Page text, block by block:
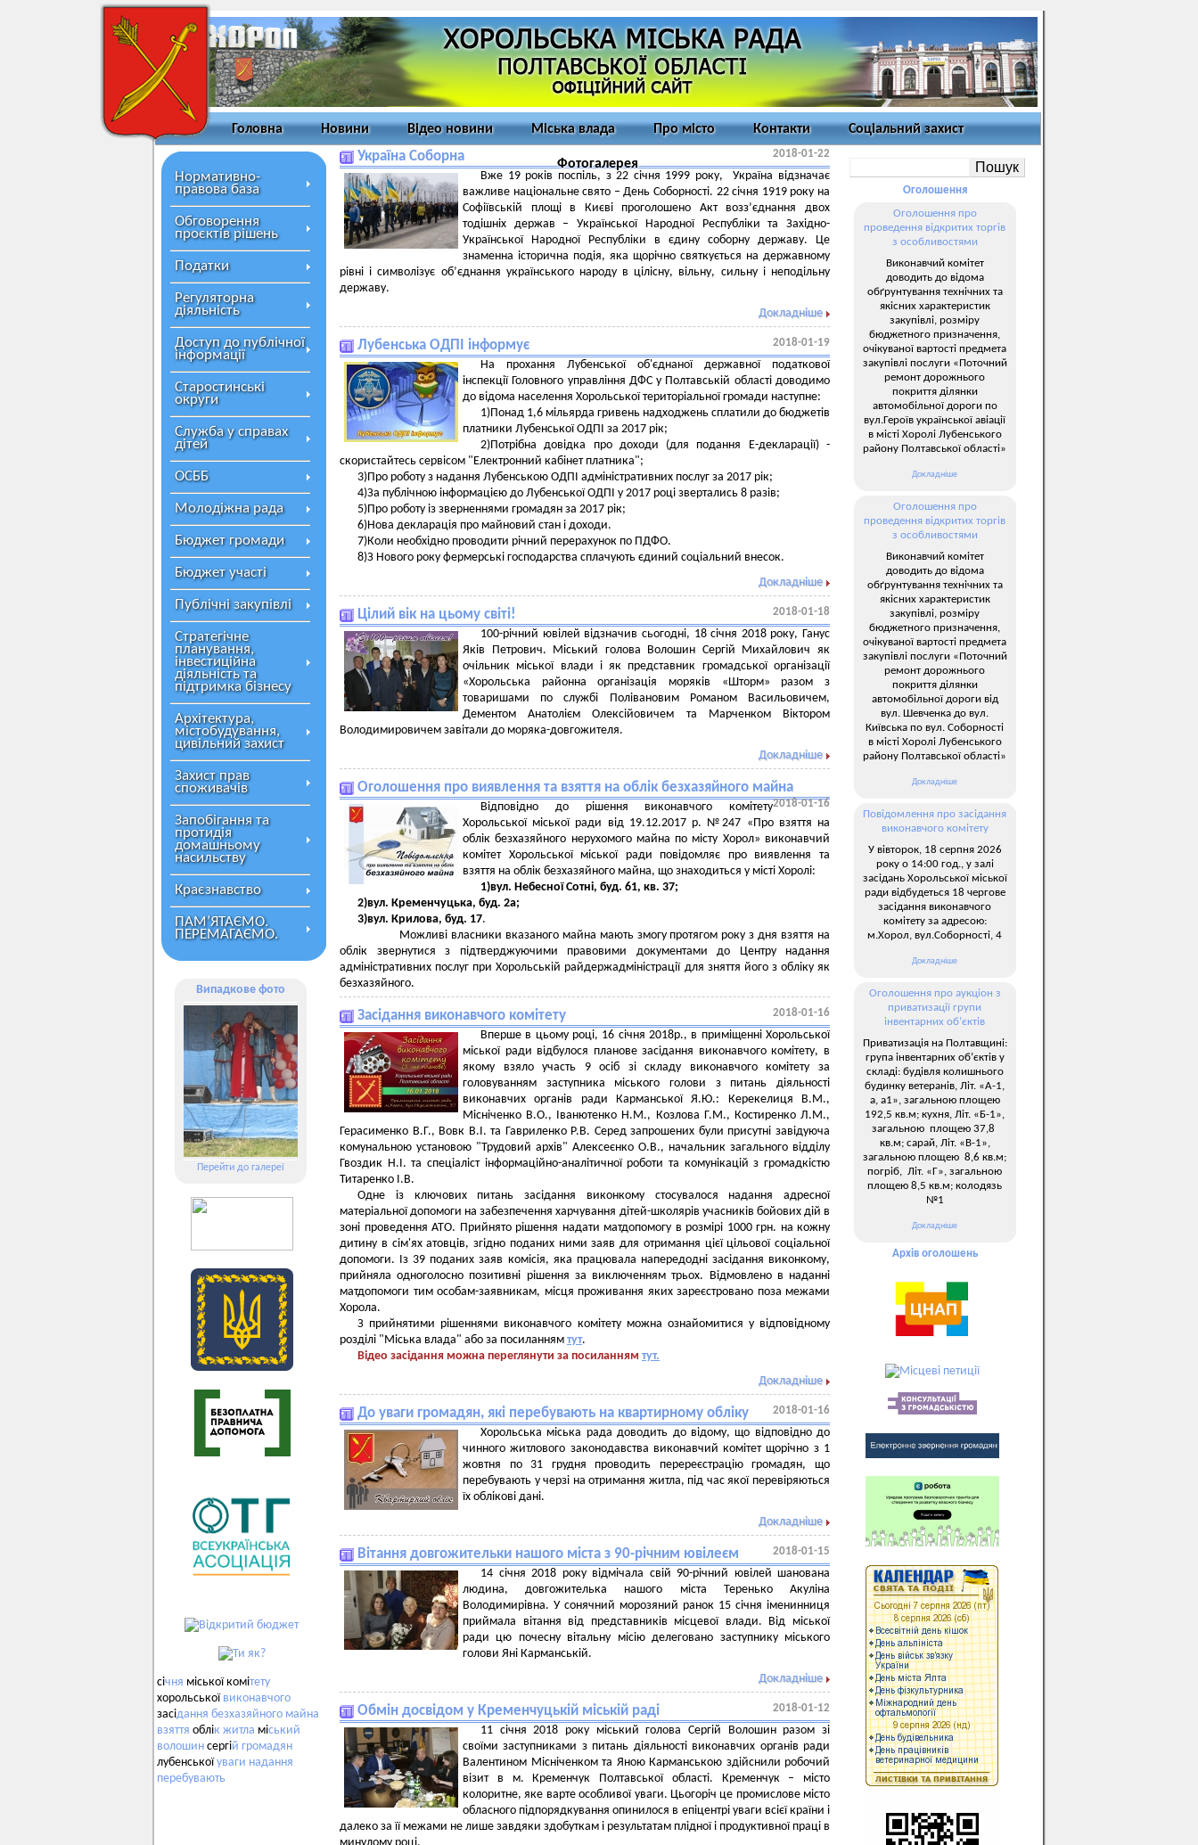
Головна Новини Відео новини Міська влада Про місто Контакти Соціальний захист
Фотогалерея
Нормативно-
правова база
Обговорення
проєктів рішень
Податки
Регуляторна
діяльність
Доступ до публічної
інформації
Старостинські
округи
Служба у справах
дітей
ОСББ
Молодіжна рада
Бюджет громади
Бюджет участі
Публічні закупівлі
Стратегічне
планування,
інвестиційна
діяльність та
підтримка бізнесу
Архітектура,
містобудування,
цивільний захист
Захист прав
споживачів
Запобігання та
протидія
домашньому
насильству
Краєзнавство
ПАМ’ЯТАЄМО.
ПЕРЕМАГАЄМО.
Випадкове фото
Перейти до галереї
січня міської комітету
хорольської виконавчого
засідання безхазяйного майна
взяття облік житла міський
волошин сергій громадян
лубенськоїуваги надання
перебувають
Україна Соборна 2018-01-22
Вже 19 років поспіль, з 22 січня 1999 року, Україна відзначає
важливе національне свято – День Соборності. 22 січня 1919 року на
Софіївській площі в Києві проголошено Акт возз’єднання двох
тодішніх держав – Української Народної Республіки та Західно-
Української Народної Республіки в єдину соборну державу. Це
знаменна історична подія, яка щорічно святкується на державному
рівні і символізує об’єднання українського народу в цілісну, вільну, сильну і неподільну
державу.
Докладніше
Лубенська ОДПІ інформує 2018-01-19
На прохання Лубенської об'єднаної державної податкової
інспекції Головного управління ДФС у Полтавській області доводимо
до відома населення Хорольської територіальної громади наступне:
1)Понад 1,6 мільярда гривень надходжень сплатили до бюджетів
платники Лубенської ОДПІ за 2017 рік;
2)Потрібна довідка про доходи (для подання Е-декларації) -
скористайтесь сервісом "Електронний кабінет платника";
3)Про роботу з надання Лубенською ОДПІ адміністративних послуг за 2017 рік;
4)За публічною інформацією до Лубенської ОДПІ у 2017 році звертались 8 разів;
5)Про роботу із зверненнями громадян за 2017 рік;
6)Нова декларація про майновий стан і доходи.
7)Коли необхідно проводити річний перерахунок по ПДФО.
8)З Нового року фермерські господарства сплачують єдиний соціальний внесок.
Докладніше
Цілий вік на цьому світі! 2018-01-18
100-річний ювілей відзначив сьогодні, 18 січня 2018 року, Ганус
Яків Петрович. Міський голова Волошин Сергій Михайлович як
очільник міської влади і як представник громадської організації
«Хорольська районна організація моряків «Шторм» разом з
товаришами по службі Полівановим Романом Васильовичем,
Дементом Анатолієм Олексійовичем та Марченком Віктором
Володимировичем завітали до моряка-довгожителя.
Докладніше
Оголошення про виявлення та взяття на облік безхазяйного майна
2018-01-16
Відповідно до рішення виконавчого комітету
Хорольської міської ради від 19.12.2017 р. №247 «Про взяття на
облік безхазяйного нерухомого майна по місту Хорол» виконавчий
комітет Хорольської міської ради повідомляє про виявлення та
взяття на облік безхазяйного майна, що знаходиться у місті Хоролі:
1)вул. Небесної Сотні, буд. 61, кв. 37;
2)вул. Кременчуцька, буд. 2а;
3)вул. Крилова, буд. 17.
Можливі власники вказаного майна мають змогу протягом року з дня взяття на
облік звернутися з підтверджуючими правовими документами до Центру надання
адміністративних послуг при Хорольській райдержадміністрації для зняття його з обліку як
безхазяйного.
Засідання виконавчого комітету 2018-01-16
Вперше в цьому році, 16 січня 2018р., в приміщенні Хорольської
міської ради відбулося планове засідання виконавчого комітету, в
якому взяло участь 9 осіб зі складу виконавчого комітету за
головуванням заступника міського голови з питань діяльності
виконавчих органів ради Карманської Я.Ю.: Керекелиця В.М.,
Місніченко В.О., Іванютенко Н.М., Козлова Г.М., Костиренко Л.М.,
Герасименко В.Г., Вовк В.І. та Гавриленко Р.В. Серед запрошених були присутні завідуюча
комунальною установою "Трудовий архів" Алексеєнко О.В., начальник загального відділу
Гвоздик Н.І. та спеціаліст інформаційно-аналітичної роботи та комунікацій з громадкістю
Титаренко І.В.
Одне із ключових питань засідання виконкому стосувалося надання адресної
матеріальної допомоги на забезпечення харчування дітей-школярів учасників бойових дій в
зоні проведення АТО. Прийнято рішення надати матдопомогу в розмірі 1000 грн. на кожну
дитину в сім'ях атовців, згідно поданих ними заяв для отримання цієї цільової соціальної
допомоги. Із 39 поданих заяв комісія, яка працювала напередодні засідання виконкому,
прийняла одноголосно позитивні рішення за виключенням трьох. Відмовлено в наданні
матдопомоги тим особам-заявникам, місця проживання яких зареєстровано поза межами
Хорола.
З прийнятими рішеннями виконавчого комітету можна ознайомитися у відповідному
розділі "Міська влада" або за посиланням тут.
Відео засідання можна переглянути за посиланням тут.
Докладніше
До уваги громадян, які перебувають на квартирному обліку 2018-01-16
Хорольська міська рада доводить до відому, що відповідно до
чинного житлового законодавства виконавчий комітет щорічно з 1
жовтня по 31 грудня проводить перереєстрацію громадян, що
перебувають у черзі на отримання житла, під час якої перевіряються
їх облікові дані.
Докладніше
Вітання довгожительки нашого міста з 90-річним ювілеєм 2018-01-15
14 січня 2018 року відмічала свій 90-річний ювілей шанована
людина, довгожителька нашого міста Теренько Акуліна
Володимирівна. У сонячний морозяний ранок 15 січня іменинниця
приймала вітання від представників місцевої влади. Від міської
ради цю почесну вітальну місію делеговано заступнику міського
голови Яні Карманській.
Докладніше
Обмін досвідом у Кременчуцькій міській раді 2018-01-12
11 січня 2018 року міський голова Сергій Волошин разом зі
своїми заступниками з питань діяльності виконавчих органів ради
Валентином Місніченком та Яною Карманською здійснили робочий
візит в м. Кременчук Полтавської області. Кременчук – місто
колоритне, яке варте особливої уваги. Цьогоріч це промислове місто
обласного підпорядкування опинилося в епіцентрі уваги всієї країни і
далеко за її межами не лише завдяки здобуткам і результатам плідної і продуктивної праці в
Оголошення
Оголошення про
проведення відкритих торгів
з особливостями
Виконавчий комітет
доводить до відома
обґрунтування технічних та
якісних характеристик
закупівлі, розміру
бюджетного призначення,
очікуваної вартості предмета
закупівлі послуги «Поточний
ремонт дорожнього
покриття ділянки
автомобільної дороги по
вул.Героїв української авіації
в місті Хоролі Лубенського
району Полтавської області»
Докладніше
Оголошення про
проведення відкритих торгів
з особливостями
Виконавчий комітет
доводить до відома
обґрунтування технічних та
якісних характеристик
закупівлі, розміру
бюджетного призначення,
очікуваної вартості предмета
закупівлі послуги «Поточний
ремонт дорожнього
покриття ділянки
автомобільної дороги від
вул. Шевченка до вул.
Київська по вул. Соборності
в місті Хоролі Лубенського
району Полтавської області»
Докладніше
Повідомлення про засідання
виконавчого комітету
У вівторок, 18 серпня 2026
року о 14:00 год., у залі
засідань Хорольської міської
ради відбудеться 18 чергове
засідання виконавчого
комітету за адресою:
м.Хорол, вул.Соборності, 4
Докладніше
Оголошення про аукціон з
приватизації групи
інвентарних об’єктів
Приватизація на Полтавщині:
група інвентарних об’єктів у
складі: будівля колишнього
будинку ветеранів, Літ. «А-1,
а, а1», загальною площею
192,5 кв.м; кухня, Літ. «Б-1»,
загальною площею 37,8
кв.м; сарай, Літ. «В-1»,
загальною площею 8,6 кв.м;
погріб, Літ. «Г», загальною
площею 8,5 кв.м; колодязь
№1
Докладніше
Архів оголошень